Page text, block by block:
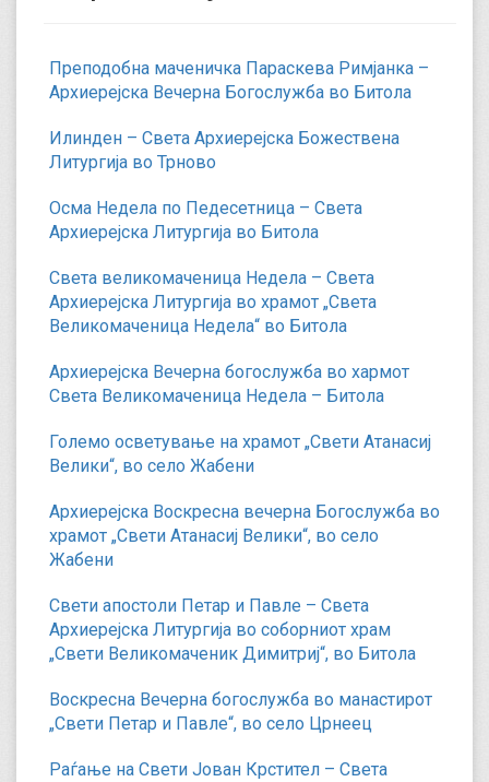
Преподобна маченичка Параскева Римјанка –
Архиерејска Вечерна Богослужба во Битола
Илинден – Света Архиерејска Божествена
Литургија во Трново
Осма Недела по Педесетница – Света
Архиерејска Литургија во Битола
Света великомаченица Недела – Света
Архиерејска Литургија во храмот „Света
Великомаченица Недела“ во Битола
Архиерејска Вечерна богослужба во хармот
Света Великомаченица Недела – Битола
Големо осветување на храмот „Свети Атанасиј
Велики“, во село Жабени
Архиерејска Воскресна вечерна Богослужба во
храмот „Свети Атанасиј Велики“, во село
Жабени
Свети апостоли Петар и Павле – Света
Архиерејска Литургија во соборниот храм
„Свети Великомаченик Димитриј“, во Битола
Воскресна Вечерна богослужба во манастирот
„Свети Петар и Павле“, во село Црнеец
Раѓање на Свети Јован Крстител – Света